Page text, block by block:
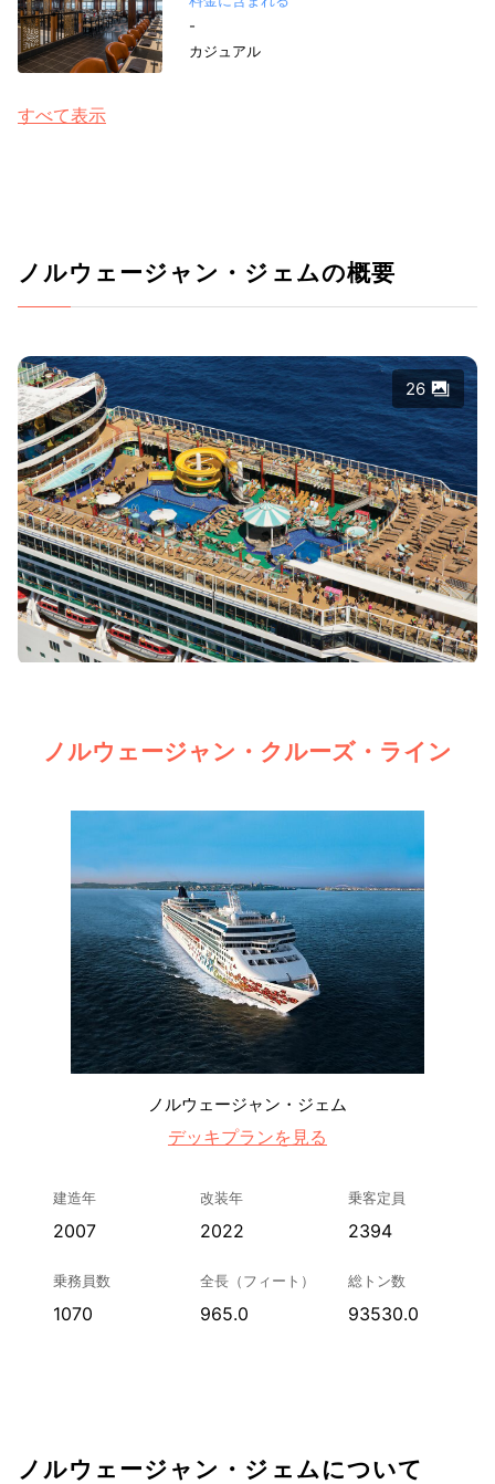
-
カジュアル
すべて表示
ノルウェージャン・ジェムの概要
26
ノルウェージャン・クルーズ・ライン
ノルウェージャン・ジェム
デッキプランを見る
建造年
2007
改装年
2022
乗客定員
2394
乗務員数
1070
全長（フィート）
965.0
総トン数
93530.0
ノルウェージャン・ジェムについて